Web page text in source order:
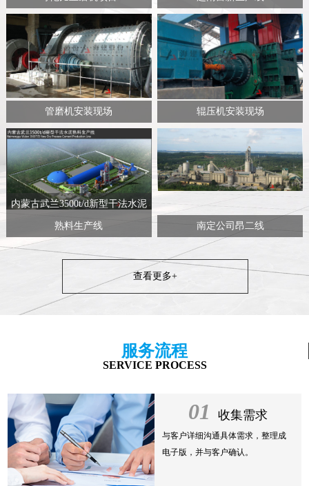
管磨机安装现场 辊压机安装现场
内蒙古武兰3500t/d新型干法水泥
熟料生产线 南定公司昂二线
查看更多+
服务流程
SERVICE PROCESS
01 收集需求
与客户详细沟通具体需求，整理成
电子版，并与客户确认。